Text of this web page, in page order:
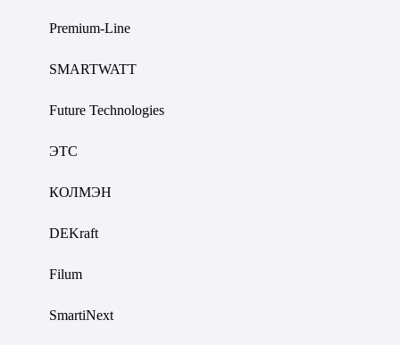
Premium-Line
SMARTWATT
Future Technologies
ЭТС
КОЛМЭН
DEKraft
Filum
SmartiNext